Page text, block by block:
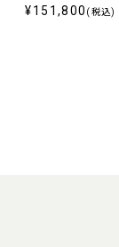
365 スーパー
¥151,800 (税込)